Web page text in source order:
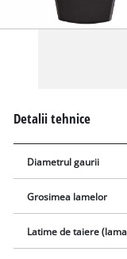
Detalii tehnice
Diametrul gaurii
Grosimea lamelor
Latime de taiere